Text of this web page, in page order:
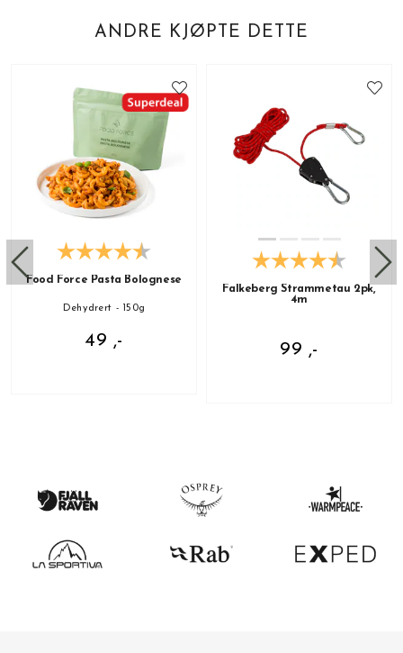
ANDRE KJØPTE DETTE
Food Force Pasta Bolognese
Dehydrert - 150g
49 ,-
Falkeberg Strammetau 2pk,
4m
99 ,-